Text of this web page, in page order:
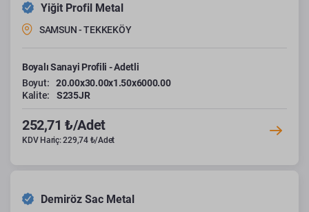
Yiğit Profil Metal
SAMSUN - TEKKEKÖY
Boyalı Sanayi Profili - Adetli
Boyut:
20.00x30.00x1.50x6000.00
Kalite:
S235JR
252,71 ₺/Adet
KDV Hariç: 229,74 ₺/Adet
Demiröz Sac Metal